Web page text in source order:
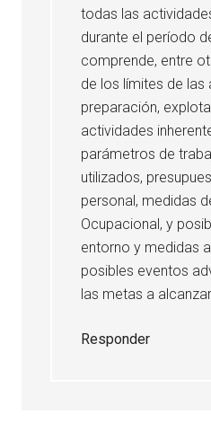
todas las
durante el período
comprende, entre
de los límites de las
preparación,
actividades
parámetros de
utilizados,
personal, medidas
Ocupacional, y
entorno y medidas
posibles eventos
las metas a
Responder